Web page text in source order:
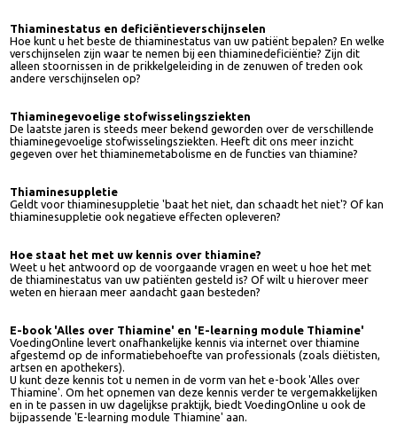
thiaminedeficiëntie? Wat dacht u van groepen zoals zwangeren,
patiënten met diabetes mellitus of hartfalen en
Thiaminestatus en deficiëntieverschijnselen
verschijnselen zijn waar te nemen bij een thiaminedeficiëntie? Zijn dit
alleen stoornissen in de prikkelgeleiding in de zenuwen of treden ook
andere verschijnselen op?
De laatste jaren is steeds meer bekend geworden over de verschillende
thiaminegevoelige stofwisselingsziekten. Heeft dit ons meer inzicht
gegeven over het thiaminemetabolisme en de functies van thiamine?
Thiaminesuppletie
Geldt voor thiaminesuppletie 'baat het niet, dan schaadt het niet'? Of
thiaminesuppletie ook negatieve effecten opleveren?
Hoe staat het met uw kennis over thiamine?
Weet u het antwoord op de voorgaande vragen en weet u hoe het met
de thiaminestatus van uw patiënten gesteld is? Of wilt u hierover meer
weten en hieraan meer aandacht gaan besteden?
E-book 'Alles over Thiamine' en 'E-learning module Thiamine'
VoedingOnline levert onafhankelijke kennis via internet over thiamine